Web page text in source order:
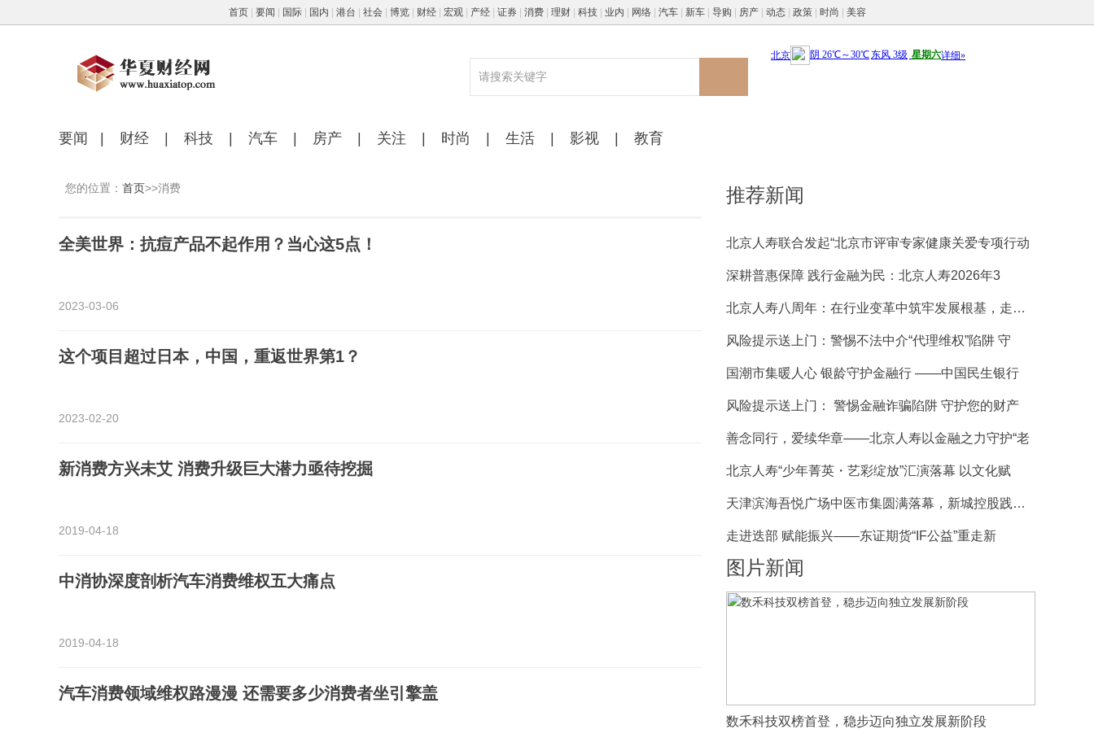
首页| 要闻 国际| 国内 港台 社会| 博览| 财经| 宏观| 产经| 证券| 消费| 理财| 科技| 业内 网络| 汽车| 新车| 导购 房产| 动态| 政策| 时尚 美容
要闻 财经 科技 汽车 房产 关注 时尚 生活 影视 教育
您的位置： 首页>>消费
全美世界：抗痘产品不起作用？当心这5点！
2023-03-06
这个项目超过日本，中国，重返世界第1？
2023-02-20
新消费方兴未艾 消费升级巨大潜力亟待挖掘
2019-04-18
中消协深度剖析汽车消费维权五大痛点
2019-04-18
汽车消费领域维权路漫漫 还需要多少消费者坐引擎盖
推荐新闻
北京人寿联合发起“北京市评审专家健康关爱专项行动
深耕普惠保障 践行金融为民：北京人寿2026年3
北京人寿八周年：在行业变革中筑牢发展根基，走稳特
风险提示送上门：警惕不法中介“代理维权”陷阱 守
国潮市集暖人心 银龄守护金融行 ——中国民生银行
风险提示送上门： 警惕金融诈骗陷阱 守护您的财产
善念同行，爱续华章——北京人寿以金融之力守护“老
北京人寿“少年菁英・艺彩绽放”汇演落幕 以文化赋
天津滨海吾悦广场中医市集圆满落幕，新城控股践行公
走进迭部 赋能振兴——东证期货“IF公益”重走新
图片新闻
数禾科技双榜首登，稳步迈向独立发展新阶段